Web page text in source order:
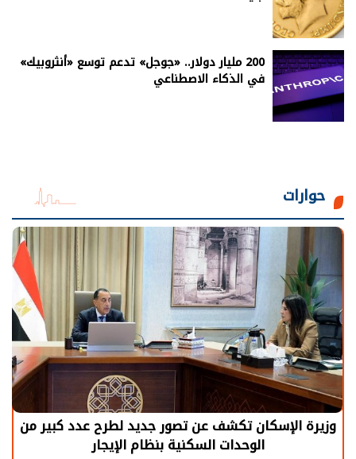
200 مليار دولار.. «جوجل» تدعم توسع «أنثروبيك»
في الذكاء الاصطناعي
حوارات
وزيرة الإسكان تكشف عن تصور جديد لطرح عدد كبير من
الوحدات السكنية بنظام الإيجار